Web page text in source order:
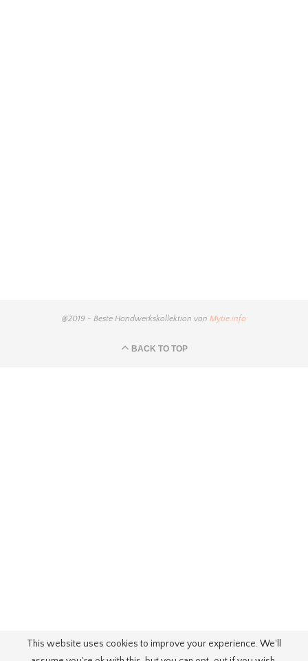
@2019 - Beste Handwerkskollektion von Mytie.info
BACK TO TOP
This website uses cookies to improve your experience. We'll